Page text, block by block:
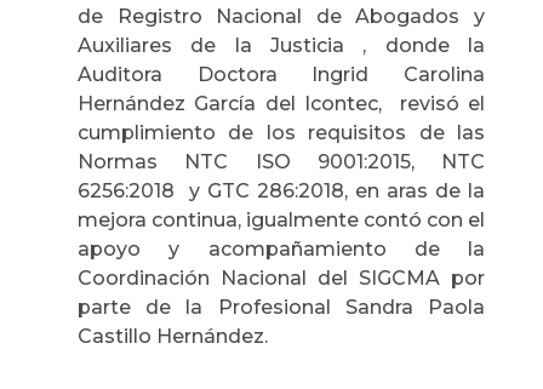
de Registro Nacional de Abogados y
Auxiliares de la Justicia , donde la
Auditora Doctora Ingrid Carolina
Hernández García del Icontec, revisó el
cumplimiento de los requisitos de las
Normas NTC ISO 9001:2015, NTC
6256:2018 y GTC 286:2018, en aras de la
mejora continua, igualmente contó con el
apoyo y acompañamiento de la
Coordinación Nacional del SIGCMA por
parte de la Profesional Sandra Paola
Castillo Hernández.